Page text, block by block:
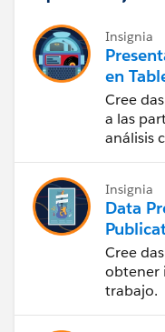
Insignia
en
Cree
a las
análisis
Insignia
Data
de
en
Cree
obtener
trabajo.